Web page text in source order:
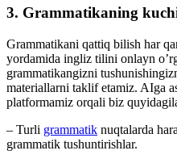
3. Grammatikaning
Grammatikani qattiq bilish har
yordamida ingliz tilini onlayn
grammatikangizni
materiallarni taklif etamiz. AIga
platformamiz orqali biz
– Turli grammatik nuqtalarda
grammatik tushuntirishlar.